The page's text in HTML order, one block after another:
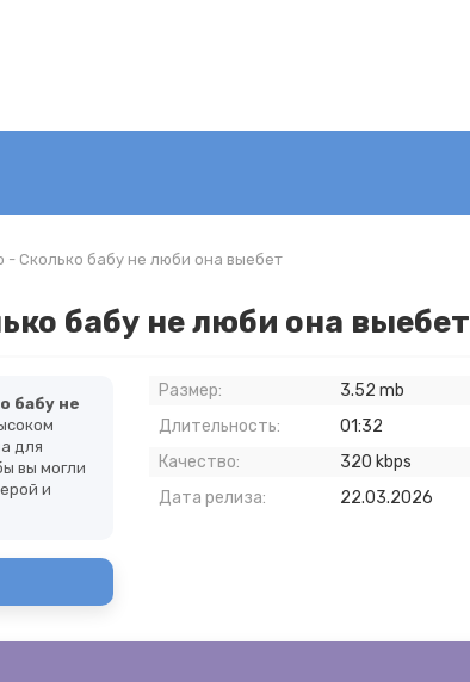
- Сколько бабу не люби она выебет
бабу не люби она выебет
бабу не
для
вы могли
и
Размер:
3.52 mb
Длительность:
01:32
Качество:
320 kbps
Дата релиза:
22.03.2026